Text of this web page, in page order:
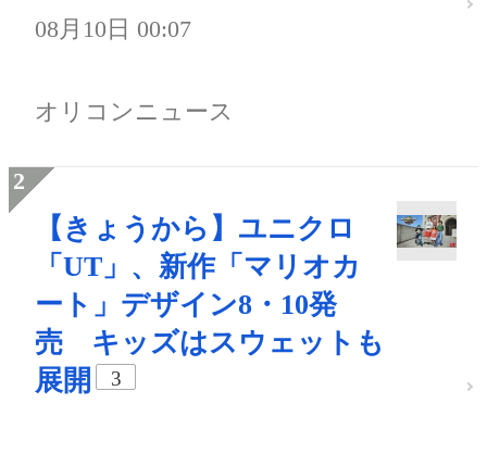
08月10日 00:07
オリコンニュース
【きょうから】ユニクロ
「UT」、新作「マリオカ
ート」デザイン8・10発
売 キッズはスウェットも
展開
3